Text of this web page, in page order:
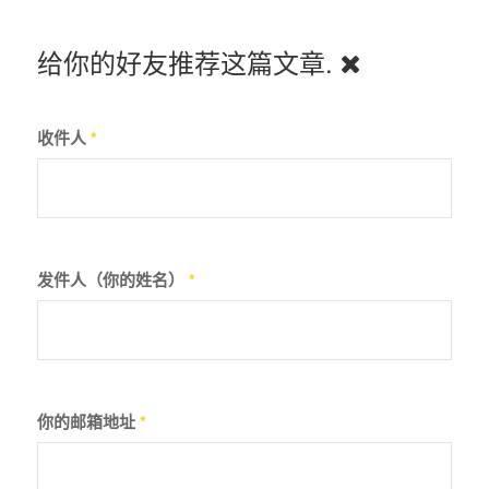
给你的好友推荐这篇文章.
收件人*
发件人（你的姓名） *
你的邮箱地址*